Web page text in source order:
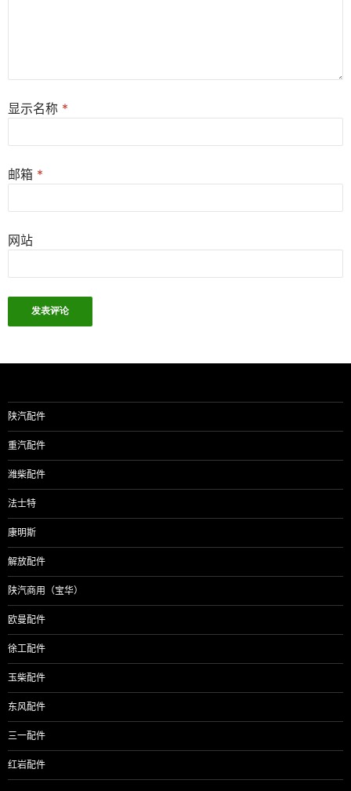
显示名称 *
邮箱 *
网站
陕汽配件
重汽配件
潍柴配件
法士特
康明斯
解放配件
陕汽商用（宝华）
欧曼配件
徐工配件
玉柴配件
东风配件
三一配件
红岩配件